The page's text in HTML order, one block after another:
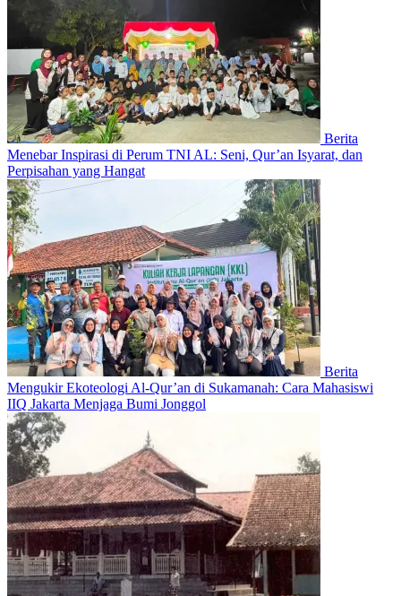
Berita
Menebar Inspirasi di Perum TNI AL: Seni, Qur’an Isyarat, dan
Perpisahan yang Hangat
Berita
Mengukir Ekoteologi Al-Qur’an di Sukamanah: Cara Mahasiswi
IIQ Jakarta Menjaga Bumi Jonggol